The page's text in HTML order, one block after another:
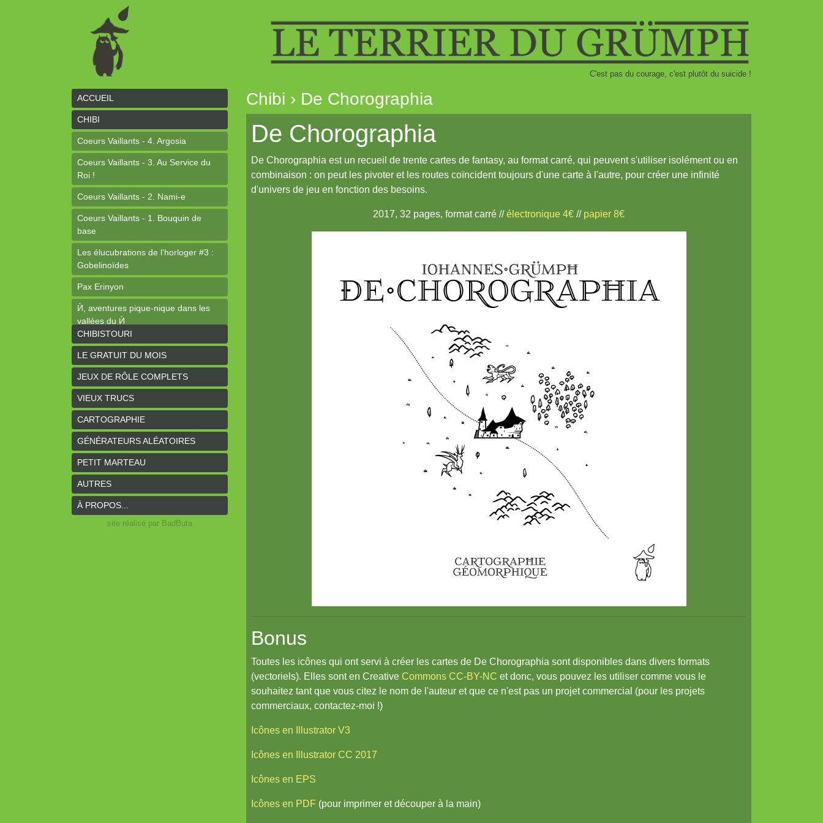
C'est pas du courage, c'est plutôt du suicide !
ACCUEIL
CHIBI
Coeurs Vaillants - 4. Argosia
Coeurs Vaillants - 3. Au Service du
Roi !
Coeurs Vaillants - 2. Nami-e
Coeurs Vaillants - 1. Bouquin de
base
Les élucubrations de l'horloger #3 :
Gobelinoïdes
Pax Erinyon
Ѝ, aventures pique-nique dans les
vallées du Ѝ
Les élucubrations de l'horloger #1 :
Ogres-Mages
Cheap Tales
Intrépides
Coeurs Vaillants - Aventures
Coeurs Vaillants - Ogres de gel
Coeurs Vaillants - Compagnon2
Les bas-reliefs des Ruines de
Zeriphar
N.YX
CHIBISTOURI
LE GRATUIT DU MOIS
JEUX DE RÔLE COMPLETS
VIEUX TRUCS
CARTOGRAPHIE
GÉNÉRATEURS ALÉATOIRES
PETIT MARTEAU
AUTRES
À PROPOS...
site réalisé par BadButa
Chibi › De Chorographia
De Chorographia
De Chorographia est un recueil de trente cartes de fantasy, au format carré, qui peuvent s'utiliser isolément ou en
combinaison : on peut les pivoter et les routes coïncident toujours d'une carte à l'autre, pour créer une infinité
d'univers de jeu en fonction des besoins.
2017, 32 pages, format carré //électronique 4€ // papier 8€
Bonus
Toutes les icônes qui ont servi à créer les cartes de De Chorographia sont disponibles dans divers formats
(vectoriels). Elles sont en Creative Commons CC-BY-NC et donc, vous pouvez les utiliser comme vous le
souhaitez tant que vous citez le nom de l'auteur et que ce n'est pas un projet commercial (pour les projets
commerciaux, contactez-moi !)
Icônes en Illustrator V3
Icônes en Illustrator CC 2017
Icônes en EPS
Icônes en PDF (pour imprimer et découper à la main)